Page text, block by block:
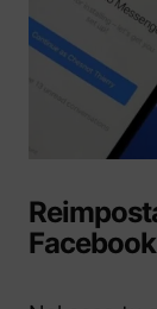
Facebook